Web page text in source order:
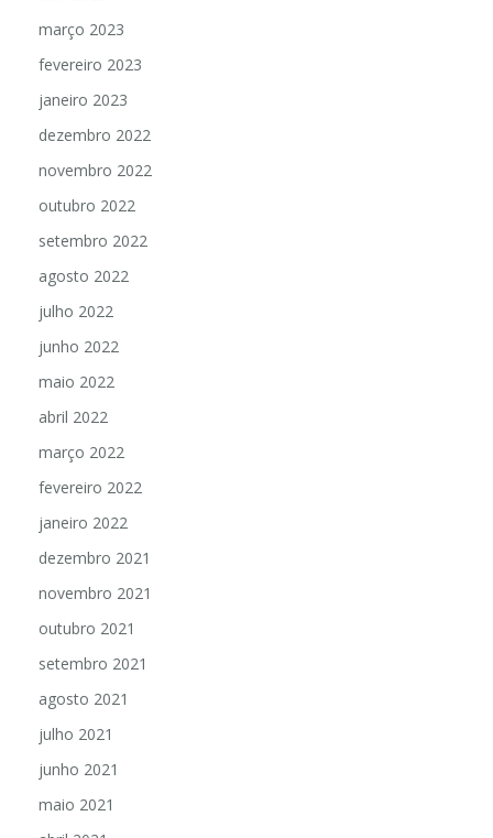
março 2023
fevereiro 2023
janeiro 2023
dezembro 2022
novembro 2022
outubro 2022
setembro 2022
agosto 2022
julho 2022
junho 2022
maio 2022
abril 2022
março 2022
fevereiro 2022
janeiro 2022
dezembro 2021
novembro 2021
outubro 2021
setembro 2021
agosto 2021
julho 2021
junho 2021
maio 2021